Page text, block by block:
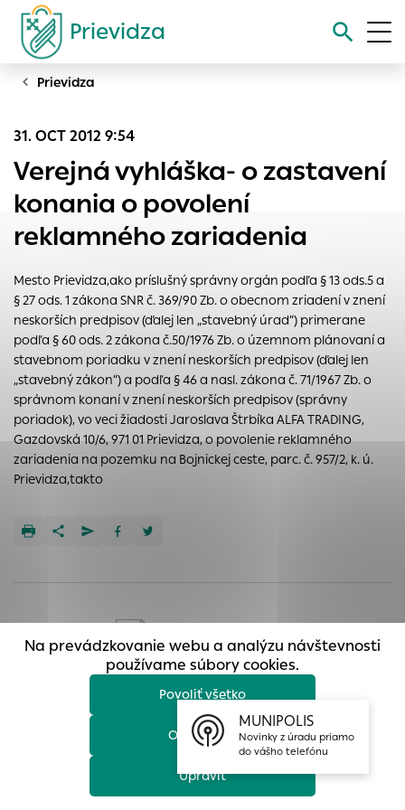
Prievidza
Vyhľadávanie
Prievidza
31. OCT 2012 9:54
Verejná vyhláška- o zastavení
konania o povolení
reklamného zariadenia
Mesto Prievidza,ako príslušný správny orgán podľa § 13 ods.5 a
§ 27 ods. 1 zákona SNR č. 369/90 Zb. o obecnom zriadení v znení
neskorších predpisov (ďalej len „stavebný úrad“) primerane
podľa § 60 ods. 2 zákona č.50/1976 Zb. o územnom plánovaní a
stavebnom poriadku v znení neskorších predpisov (ďalej len
„stavebný zákon“) a podľa § 46 a nasl. zákona č. 71/1967 Zb. o
správnom konaní v znení neskorších predpisov (správny
poriadok), vo veci žiadosti Jaroslava Štrbíka ALFA TRADING,
Gazdovská 10/6, 971 01 Prievidza, o povolenie reklamného
zariadenia na pozemku na Bojnickej ceste, parc. č. 957/2, k. ú.
Prievidza,takto
Celý dokument
Ďalšie aktuality
Na prevádzkovanie webu a analýzu návštevnosti
používame súbory cookies.
Povoliť všetko
Odmietnuť
Upraviť
Nastavenie cookies
Cookies sú malé súbory, do ktorých webové stránky môžu
ukladať informácie o vašej aktivite a preferenciách.
Používajú sa napríklad k tomu, aby si webový prehliadač
voľba v tomto okne.
Vyberte úroveň cookies, ktorú chcete povoliť
Technické cookies
Technické súbory cookie sú pre prevádzku nevyhnutné a
pomáhajú urobiť webové stránky uplatniteľnými tým, že
umožňujú základné funkcie, ako je navigácia na stránke a
prístup k zabezpečeným oblastiam webovej stránky. Bez
týchto súborov cookie nemôže web správne fungovať.
Analytické cookies
mohol stránky optimalizovať a ponúknuť im lepšiu
Uložiť nastavenia
Viac informácií
MUNIPOLIS
Novinky z úradu priamo
do vášho telefónu